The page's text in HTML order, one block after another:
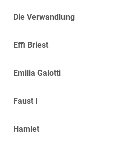
Die Verwandlung
Effi Briest
Emilia Galotti
Faust I
Hamlet